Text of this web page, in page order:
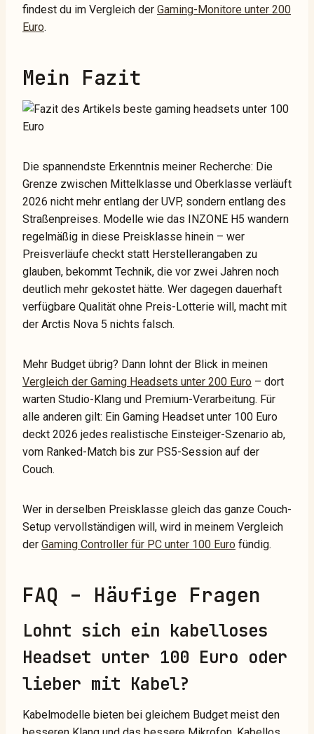
findest du im Vergleich der Gaming-Monitore unter 200
Euro.
Mein Fazit
Die spannendste Erkenntnis meiner Recherche: Die
Grenze zwischen Mittelklasse und Oberklasse verläuft
2026 nicht mehr entlang der UVP, sondern entlang des
Straßenpreises. Modelle wie das INZONE H5 wandern
regelmäßig in diese Preisklasse hinein – wer
Preisverläufe checkt statt Herstellerangaben zu
glauben, bekommt Technik, die vor zwei Jahren noch
deutlich mehr gekostet hätte. Wer dagegen dauerhaft
verfügbare Qualität ohne Preis-Lotterie will, macht mit
der Arctis Nova 5 nichts falsch.
Mehr Budget übrig? Dann lohnt der Blick in meinen
Vergleich der Gaming Headsets unter 200 Euro – dort
warten Studio-Klang und Premium-Verarbeitung. Für
alle anderen gilt: Ein Gaming Headset unter 100 Euro
deckt 2026 jedes realistische Einsteiger-Szenario ab,
vom Ranked-Match bis zur PS5-Session auf der
Couch.
Wer in derselben Preisklasse gleich das ganze Couch-
Setup vervollständigen will, wird in meinem Vergleich
der Gaming Controller für PC unter 100 Euro fündig.
FAQ – Häufige Fragen
Lohnt sich ein kabelloses
Headset unter 100 Euro oder
lieber mit Kabel?
Kabelmodelle bieten bei gleichem Budget meist den